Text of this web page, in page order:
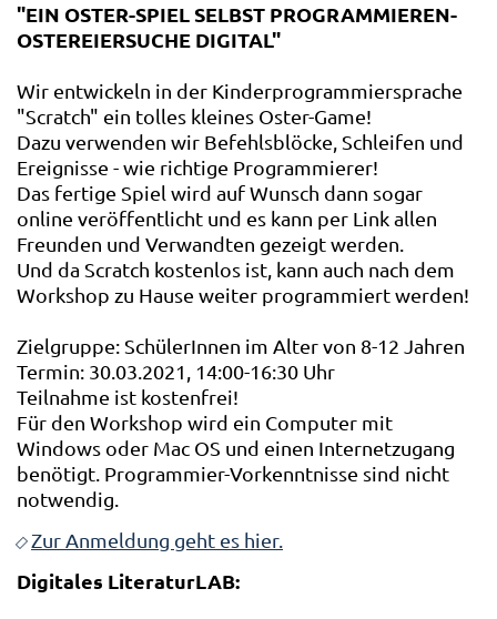
"EIN OSTER-SPIEL SELBST PROGRAMMIEREN-
OSTEREIERSUCHE DIGITAL"
Wir entwickeln in der Kinderprogrammiersprache
"Scratch" ein tolles kleines Oster-Game!
Dazu verwenden wir Befehlsblöcke, Schleifen und
Ereignisse - wie richtige Programmierer!
Das fertige Spiel wird auf Wunsch dann sogar
online veröffentlicht und es kann per Link allen
Freunden und Verwandten gezeigt werden.
Und da Scratch kostenlos ist, kann auch nach dem
Workshop zu Hause weiter programmiert werden!
Zielgruppe: SchülerInnen im Alter von 8-12 Jahren
Termin: 30.03.2021, 14:00-16:30 Uhr
Teilnahme ist kostenfrei!
Für den Workshop wird ein Computer mit
Windows oder Mac OS und einen Internetzugang
benötigt. Programmier-Vorkenntnisse sind nicht
notwendig.
Zur Anmeldung geht es hier.
Digitales LiteraturLAB: